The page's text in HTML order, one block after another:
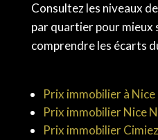
Consultez les niveaux
par quartier pour
comprendre les écarts
Prix immobilier à
Prix immobilier Nice
Prix immobilier Cimiez